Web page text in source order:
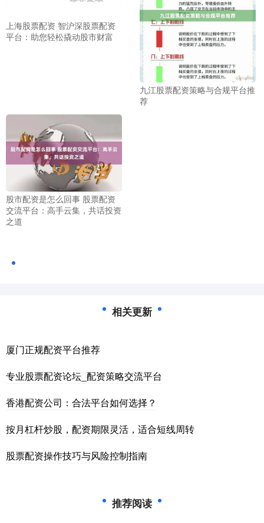
上海股票配资 智沪深股票配资
平台：助您轻松撬动股市财富
九江股票配资策略与合规平台推
荐
股市配资是怎么回事 股票配资
交流平台：高手云集，共话投资
之道
相关更新
厦门正规配资平台推荐
专业股票配资论坛_配资策略交流平台
香港配资公司：合法平台如何选择？
按月杠杆炒股，配资期限灵活，适合短线周转
股票配资操作技巧与风险控制指南
推荐阅读